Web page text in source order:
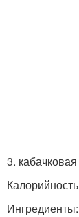
3.
Ингредиенты: